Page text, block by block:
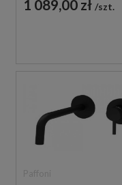
1 089,00 zł szt.